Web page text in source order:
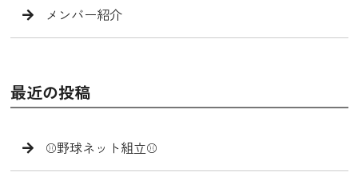
メンバー紹介
最近の投稿
⚾️野球ネット組立⚾️